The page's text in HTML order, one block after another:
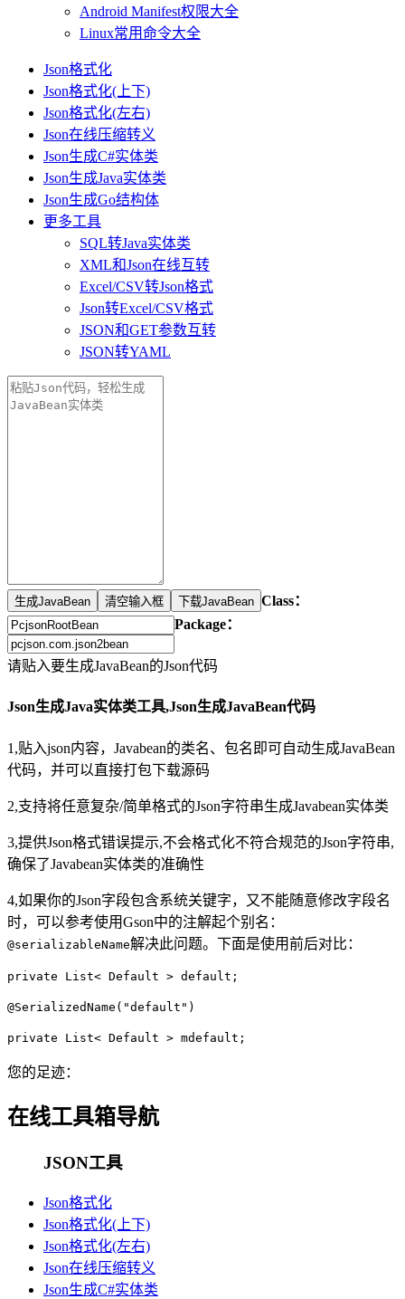
Android Manifest权限大全
Linux常用命令大全
Json格式化
Json格式化(上下)
Json格式化(左右)
Json在线压缩转义
Json生成C#实体类
Json生成Java实体类
Json生成Go结构体
更多工具
SQL转Java实体类
XML和Json在线互转
Excel/CSV转Json格式
Json转Excel/CSV格式
JSON和GET参数互转
JSON转YAML
Class：
Package：
请贴入要生成JavaBean的Json代码
Json生成Java实体类工具,Json生成JavaBean代码
1,贴入json内容，Javabean的类名、包名即可自动生成JavaBean
代码，并可以直接打包下载源码
2,支持将任意复杂/简单格式的Json字符串生成Javabean实体类
3,提供Json格式错误提示,不会格式化不符合规范的Json字符串,
确保了Javabean实体类的准确性
4,如果你的Json字段包含系统关键字，又不能随意修改字段名
时，可以参考使用Gson中的注解起个别名：
@serializableName解决此问题。下面是使用前后对比：
private List< Default > default;
@SerializedName("default")
private List< Default > mdefault;
您的足迹：
在线工具箱导航
JSON工具
Json格式化
Json格式化(上下)
Json格式化(左右)
Json在线压缩转义
Json生成C#实体类